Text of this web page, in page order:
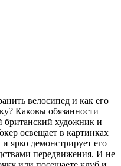
велосипед и как его
Каковы обязанности
британский художник и
освещает в картинках
ярко демонстрирует его
передвижения. И не